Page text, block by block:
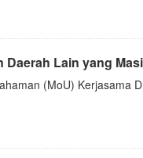
Lain yang
(MoU) Kerjasama